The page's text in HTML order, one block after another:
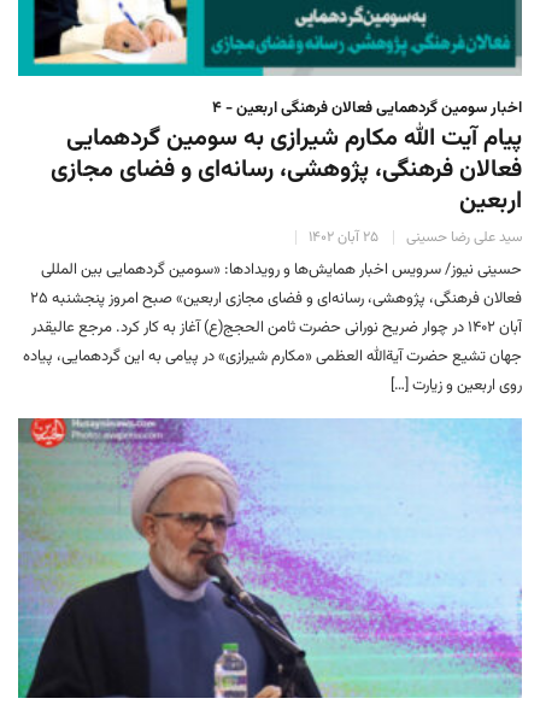
اخبار سومین گردهمایی فعالان فرهنگی اربعین - ۴
پیام آیت الله مکارم شیرازی به سومین گردهمایی
فعالان فرهنگی، پژوهشی، رسانه‌ای و فضای مجازی
اربعین
سید علی رضا حسینی ۲۵ آبان ۱۴۰۲
حسینی نیوز/ سرویس اخبار همایش‌ها و رویدادها: «سومین گردهمایی بین المللی
فعالان فرهنگی، پژوهشی، رسانه‌ای و فضای مجازی اربعین» صبح امروز پنجشنبه ۲۵
آبان ۱۴۰۲ در چوار ضریح نورانی حضرت ثامن الحجج(ع) آغاز به کار کرد. مرجع عالیقدر
جهان تشیع حضرت آیةالله العظمی «مکارم شیرازی» در پیامی به این گردهمایی، پیاده
روی اربعین و زیارت […]